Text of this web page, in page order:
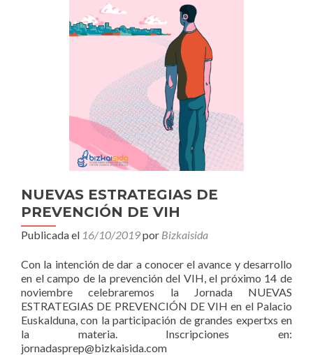
NUEVAS ESTRATEGIAS DE
PREVENCIÓN DE VIH
Publicada el 16/10/2019por Bizkaisida
Con la intención de dar a conocer el avance y desarrollo
en el campo de la prevención del VIH, el próximo 14 de
noviembre celebraremos la Jornada NUEVAS
ESTRATEGIAS DE PREVENCIÓN DE VIH en el Palacio
Euskalduna, con la participación de grandes expertxs en
la materia. Inscripciones en:
jornadasprep@bizkaisida.com